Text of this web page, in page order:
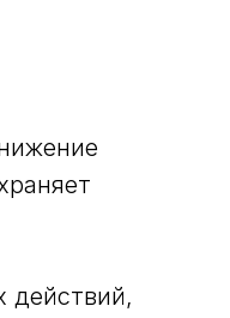
действий,